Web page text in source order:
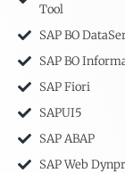
Tool
SAP BO
SAP BO
SAP Fiori
SAPUI5
SAP ABAP
SAP Web